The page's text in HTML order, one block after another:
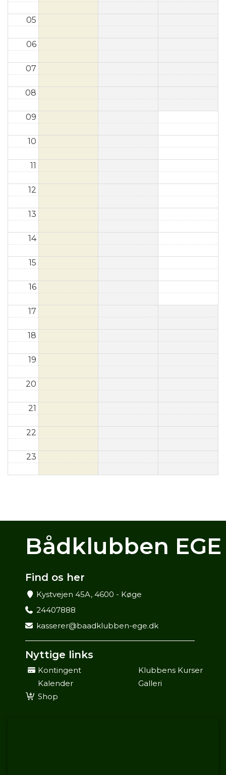
05
06
07
08
09
10
11
12
13
14
15
16
17
18
19
20
21
22
23
Bådklubben EGE
Find os her
Kystvejen 45A, 4600 - Køge
24407888
kasserer@baadklubben-ege.dk
Nyttige links
Kontingent
Klubbens Kurser
Kalender
Galleri
Shop